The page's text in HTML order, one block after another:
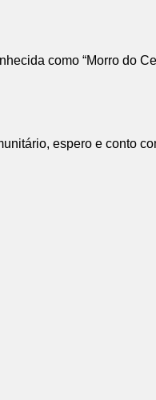
como “Morro do
espero e conto